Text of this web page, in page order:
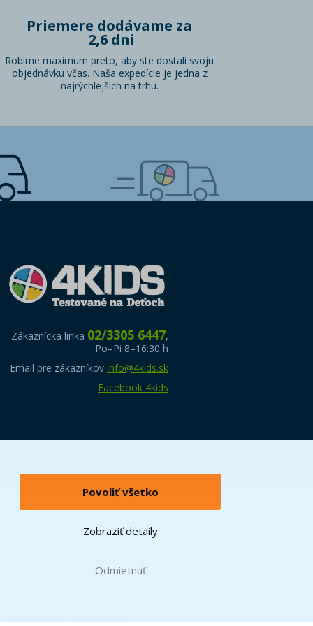
Povoliť všetko
Zobraziť detaily
Odmietnuť
Priemere dodávame za
2,6 dni
Robíme maximum preto, aby ste dostali svoju
objednávku včas. Naša expedície je jedna z
najrýchlejších na trhu.
Zákaznícka linka 02/3305 6447,
Po–Pi 8–16:30 h
Email pre zákazníkov info@4kids.sk
Facebook 4kids